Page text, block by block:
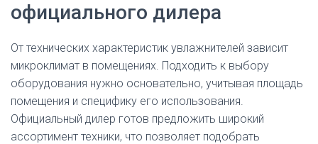
официального дилера
От технических характеристик увлажнителей зависит
микроклимат в помещениях. Подходить к выбору
оборудования нужно основательно, учитывая площадь
помещения и специфику его использования.
Официальный дилер готов предложить широкий
ассортимент техники, что позволяет подобрать